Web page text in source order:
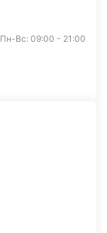
Пн-Вс: 09:00 - 21:00